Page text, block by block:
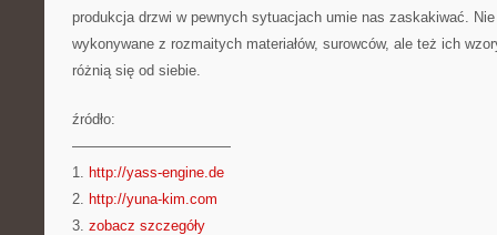
produkcja drzwi w pewnych sytuacjach umie nas zaskakiwać. Nie
wykonywane z rozmaitych materiałów, surowców, ale też ich
różnią się od siebie.
źródło:
———————————
1. http://yass-engine.de
2. http://yuna-kim.com
3. zobacz szczegóły